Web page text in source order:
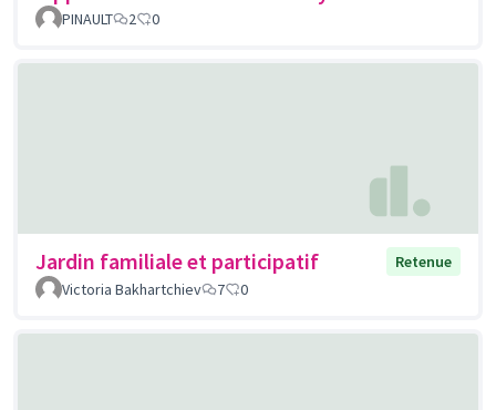
PINAULT 2 0
Jardin familiale et participatif
Retenue
Victoria Bakhartchiev
7 0